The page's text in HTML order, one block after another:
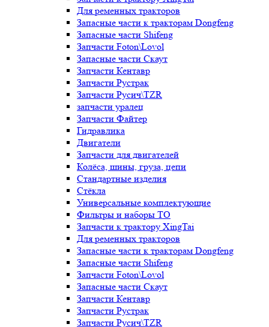
Для ременных тракторов
Запасные части к тракторам Dongfeng
Запасные части Shifeng
Запчасти Foton\Lovol
Запасные части Скаут
Запчасти Кентавр
Запчасти Рустрак
Запчасти Русич\TZR
запчасти уралец
Запчасти Файтер
Гидравлика
Двигатели
Запчасти для двигателей
Колёса, шины, груза, цепи
Стандартные изделия
Стёкла
Универсальные комплектующие
Фильтры и наборы ТО
Запчасти к трактору XingTai
Для ременных тракторов
Запасные части к тракторам Dongfeng
Запасные части Shifeng
Запчасти Foton\Lovol
Запасные части Скаут
Запчасти Кентавр
Запчасти Рустрак
Запчасти Русич\TZR